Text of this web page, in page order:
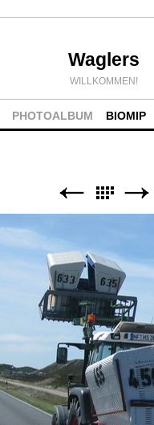
Waglers
WILLKOMMEN!
PHOTOALBUM BIOMIP